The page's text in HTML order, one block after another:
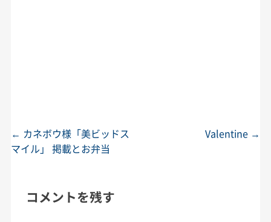
投稿ナビゲーション
← カネボウ様「美ビッドス
マイル」 掲載とお弁当
Valentine →
コメントを残す